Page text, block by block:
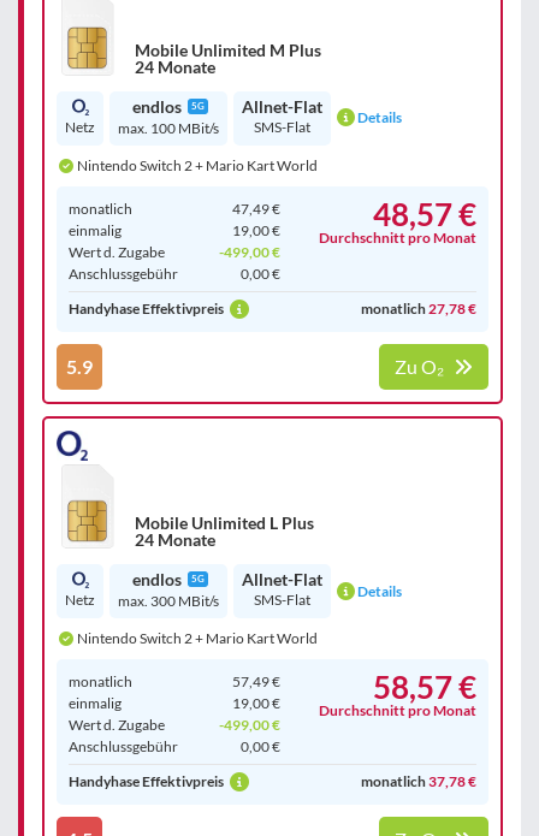
Mobile Unlimited M Plus
24 Monate
Netz
endlos 5G
max. 100 MBit/s
Allnet-Flat
SMS-Flat Details
Nintendo Switch 2 + Mario Kart World
monatlich
47,49 €
einmalig
19,00 €
Wert d. Zugabe
-499,00 €
Anschluss­gebühr
0,00 €
48,57 €
Durchschnitt pro Monat
Handyhase Effektivpreis monatlich 27,78 €
5.9 Zu O₂
Mobile Unlimited L Plus
24 Monate
Netz
endlos 5G
max. 300 MBit/s
Allnet-Flat
SMS-Flat Details
Nintendo Switch 2 + Mario Kart World
monatlich
57,49 €
einmalig
19,00 €
Wert d. Zugabe
-499,00 €
Anschluss­gebühr
0,00 €
58,57 €
Durchschnitt pro Monat
Handyhase Effektivpreis monatlich37,78 €